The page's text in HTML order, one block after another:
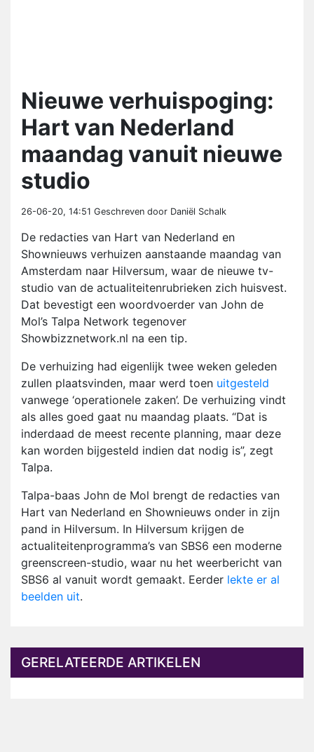
Nieuwe verhuispoging:
Hart van Nederland
maandag vanuit nieuwe
studio
26-06-20, 14:51 Geschreven door Daniël Schalk
De redacties van Hart van Nederland en
Shownieuws verhuizen aanstaande maandag van
Amsterdam naar Hilversum, waar de nieuwe tv-
studio van de actualiteitenrubrieken zich huisvest.
Dat bevestigt een woordvoerder van John de
Mol’s Talpa Network tegenover
Showbizznetwork.nl na een tip.
De verhuizing had eigenlijk twee weken geleden
zullen plaatsvinden, maar werd toen uitgesteld
vanwege ‘operationele zaken’. De verhuizing vindt
als alles goed gaat nu maandag plaats. “Dat is
inderdaad de meest recente planning, maar deze
kan worden bijgesteld indien dat nodig is”, zegt
Talpa.
Talpa-baas John de Mol brengt de redacties van
Hart van Nederland en Shownieuws onder in zijn
pand in Hilversum. In Hilversum krijgen de
actualiteitenprogramma’s van SBS6 een moderne
greenscreen-studio, waar nu het weerbericht van
SBS6 al vanuit wordt gemaakt. Eerder lekte er al
beelden uit.
GERELATEERDE ARTIKELEN